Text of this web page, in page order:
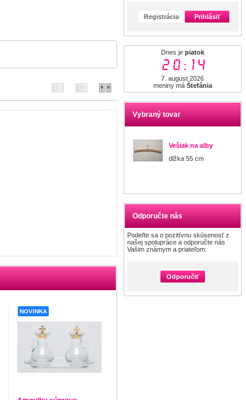
Registrácia Prihlásiť
Dnes je piatok
20:14
7. august 2026
meniny má Štefánia
Vybraný tovar
Vešiak na alby
dlžka 55 cm
Odporučte nás
Podeľte sa o pozitívnu skúsenosť z
našej spolupráce a odporučte nás
Vašim známym a priateľom:
Odporučiť
NOVINKA